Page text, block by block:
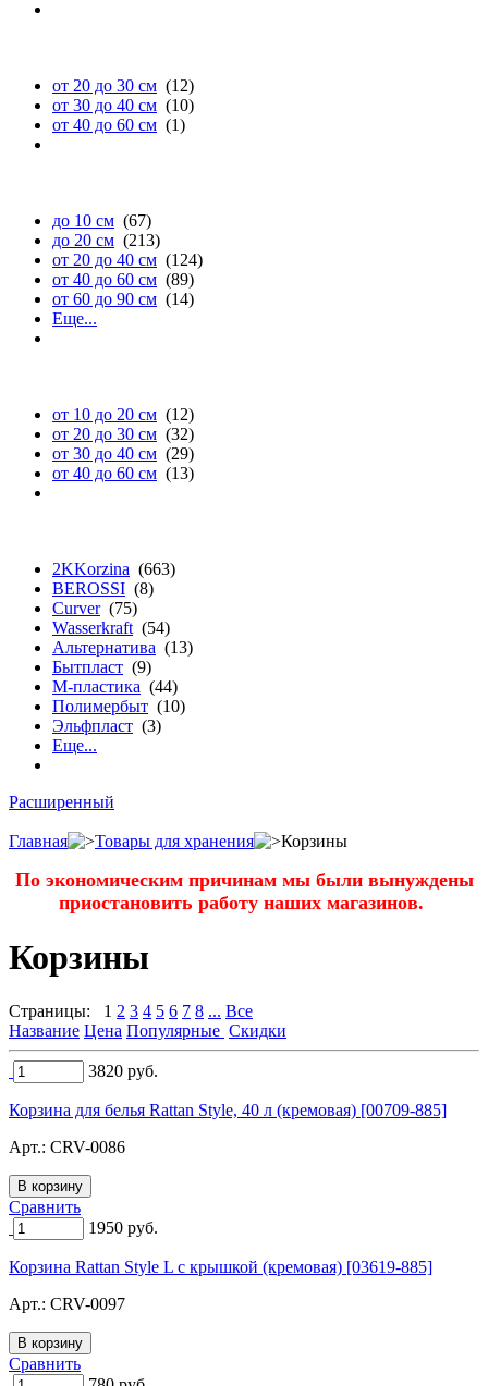
от 20 до 30 см (12)
от 30 до 40 см (10)
от 40 до 60 см (1)
до 10 см (67)
до 20 см (213)
от 20 до 40 см (124)
от 40 до 60 см (89)
от 60 до 90 см (14)
Еще...
от 10 до 20 см (12)
от 20 до 30 см (32)
от 30 до 40 см (29)
от 40 до 60 см (13)
2KKorzina (663)
BEROSSI (8)
Curver (75)
Wasserkraft (54)
Альтернатива (13)
Бытпласт (9)
М-пластика (44)
Полимербыт (10)
Эльфпласт (3)
Еще...
Расширенный
Главная Товары для хранения Корзины
По экономическим причинам мы были вынуждены
приостановить работу наших магазинов.
Корзины
Страницы: 1 2 3 4 5 6 7 8 ... Все
Название Цена Популярные Скидки
3820 руб.
Корзина для белья Rattan Style, 40 л (кремовая) [00709-885]
Арт.: CRV-0086
Сравнить
1950 руб.
Корзина Rattan Style L с крышкой (кремовая) [03619-885]
Арт.: CRV-0097
Сравнить